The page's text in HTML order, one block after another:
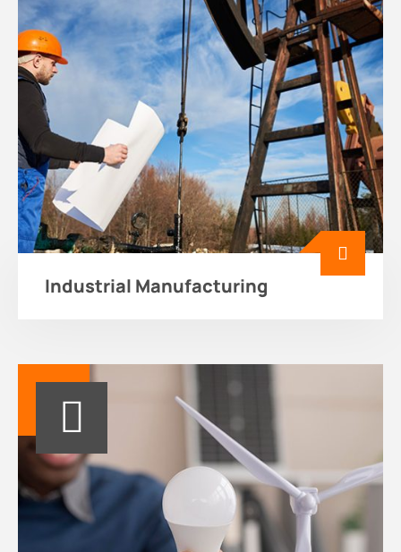
Industrial Manufacturing